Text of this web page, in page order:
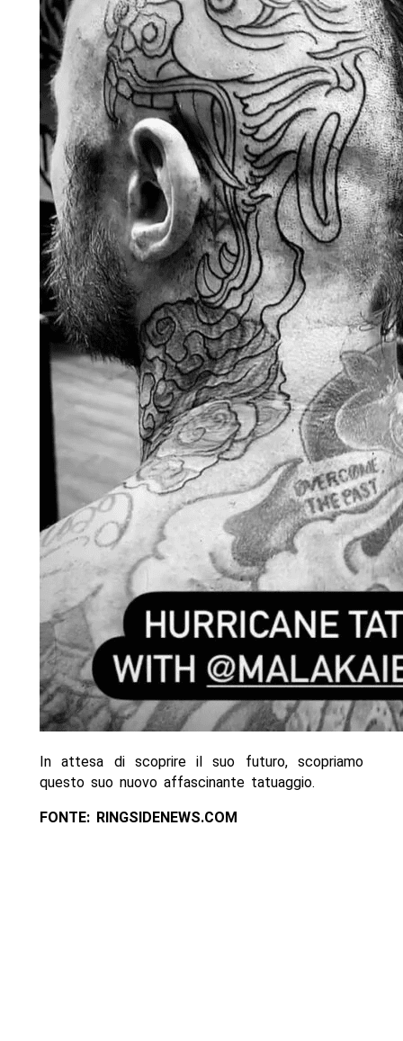
In attesa di scoprire il suo futuro, scopriamo
questo suo nuovo affascinante tatuaggio.
FONTE: RINGSIDENEWS.COM